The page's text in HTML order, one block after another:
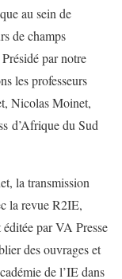
au sein de
de champs
par notre
les professeurs
Nicolas Moinet,
d’Afrique du Sud
la transmission
la revue R2IE,
par VA Presse
des ouvrages et
de l’IE dans